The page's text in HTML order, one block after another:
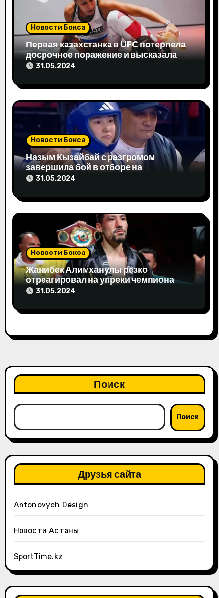
и
с
я
м
Новости Бокса
Первая казахстанка в UFC потерпела
досрочное поражение и высказала
свое мнение
31.05.2024
Новости Бокса
Назым Кызайбай с разгромом
завершила бой в отборе на
Олимпиаду-2024
31.05.2024
Новости Бокса
Жанибек Алимханулы резко
отреагировал на упреки чемпиона
мира
31.05.2024
Поиск
Поиск
Друзья сайта
Antonovych Design
Новости Астаны
SportTime.kz